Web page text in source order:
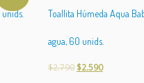
Toallita Húmeda Aqua
agua, 60 unids.
$2.790 $2.590